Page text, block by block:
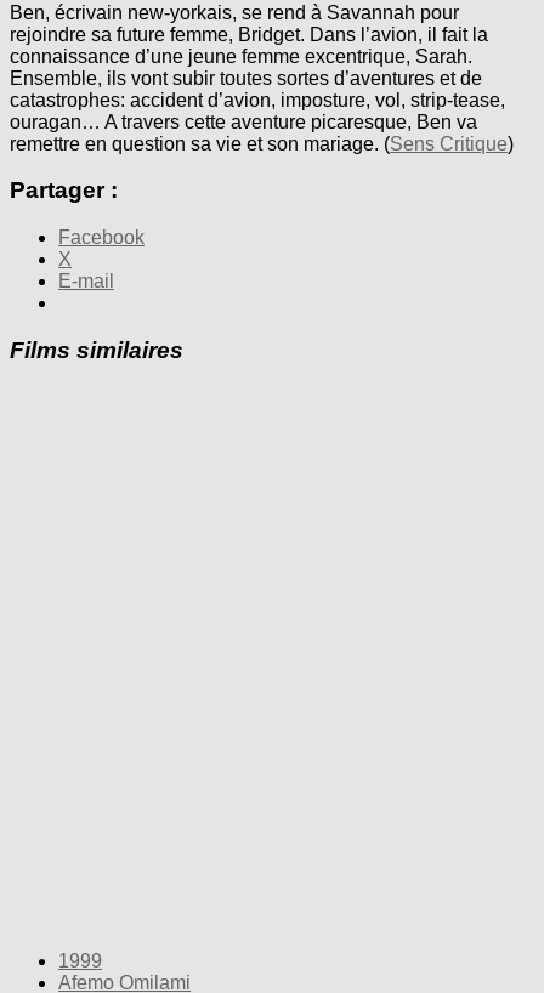
Ben, écrivain new-yorkais, se rend à Savannah pour
rejoindre sa future femme, Bridget. Dans l’avion, il fait la
connaissance d’une jeune femme excentrique, Sarah.
Ensemble, ils vont subir toutes sortes d’aventures et de
catastrophes: accident d’avion, imposture, vol, strip-tease,
ouragan… A travers cette aventure picaresque, Ben va
remettre en question sa vie et son mariage. (Sens Critique)
Partager :
Facebook
X
E-mail
Films similaires
1999
Afemo Omilami